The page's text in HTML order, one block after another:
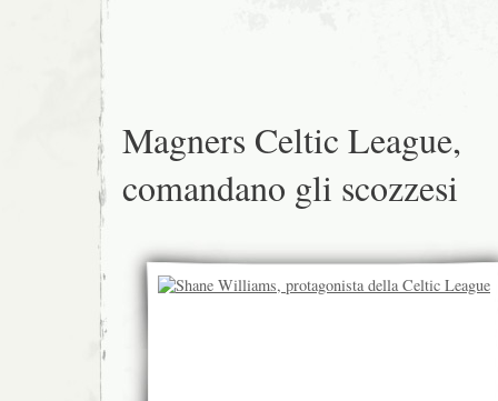
Magners Celtic League,
comandano gli scozzesi